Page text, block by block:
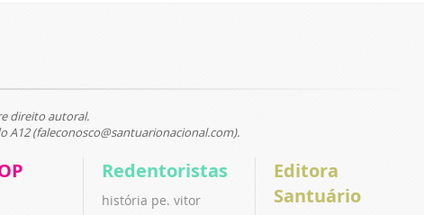
direito autoral.
(faleconosco@santuarionacional.com).
Redentoristas
história pe. vitor
Editora
Santuário